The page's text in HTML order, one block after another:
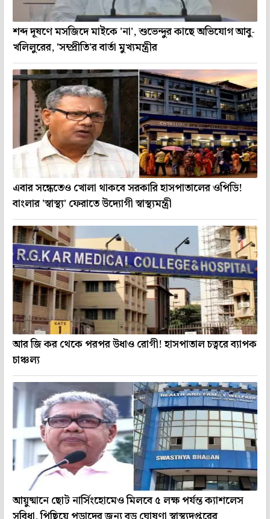
শব্দ দূষণে মসজিদে মাইকে 'না', শুভেন্দুর কাছে অভিযোগ আবু-
খলিলুরের, 'সম্প্রীতি'র বার্তা মুখ্যমন্ত্রীর
এবার সন্ধেতেও খোলা থাকবে সরকারি হাসপাতালের ওপিডি!
বাংলার 'স্বাস্থ্য' ফেরাতে উদ্যোগী স্বাস্থ্যমন্ত্রী
আর জি কর থেকে পরপর উধাও রোগী! হাসপাতাল চত্বরে ব্যাপক
চাঞ্চল্য
আয়ুষ্মানে ছোট নার্সিংহোমেও মিলবে ৫ লক্ষ পর্যন্ত ক্যাশলেস